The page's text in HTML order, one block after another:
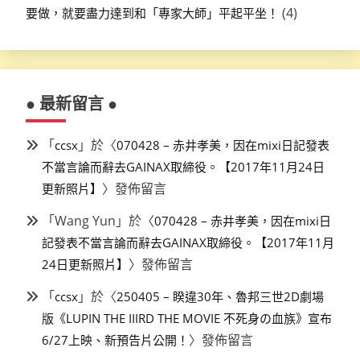
要做，就要盡力達到和「專家大師」平起平坐！ (4)
● 最新留言 ●
「ccsx 」於〈070428 – 赤井孝美，因在mixi日記發表
不當言論而辭去GAINAX取締役。【2017年11月24日
更新照片】 〉發佈留言
「Wang Yun 」於〈070428 – 赤井孝美，因在mixi日
記發表不當言論而辭去GAINAX取締役。【2017年11月
24日更新照片】 〉發佈留言
「ccsx 」於〈250405 – 睽違30年、魯邦三世2D劇場
版《LUPIN THE IIIRD THE MOVIE 不死身の血族》宣布
6/27上映、新預告片公開！ 〉發佈留言